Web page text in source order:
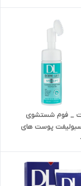
_ فوم شستشوی
پوست های
برس دار